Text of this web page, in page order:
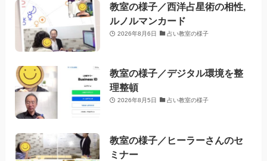
教室の様子／西洋占星術の相性,
ルノルマンカード
2026年8月6日 占い教室の様子
教室の様子／デジタル環境を整
理整頓
2026年8月5日 占い教室の様子
教室の様子／ヒーラーさんのセ
ミナー